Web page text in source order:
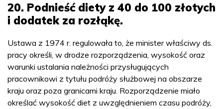
20. Podnieść diety z 40 do 100 złotych
i dodatek za rozłąkę.
Ustawa z 1974 r. regulowała to, że minister właściwy ds.
pracy określi, w drodze rozporządzenia, wysokość oraz
warunki ustalania należności przysługujących
pracownikowi z tytułu podróży służbowej na obszarze
kraju oraz poza granicami kraju. Rozporządzenie miało
określać wysokość diet z uwzględnieniem czasu podróży,